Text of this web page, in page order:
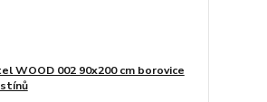
WOOD 002 90x200 cm borovice